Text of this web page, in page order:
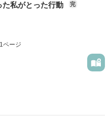
ました。
、YouTube界のお母さんで
ついてのお話をします
を見て言えないからです。
いけれど言えない気持ちが
私がとった行動 完
ページ